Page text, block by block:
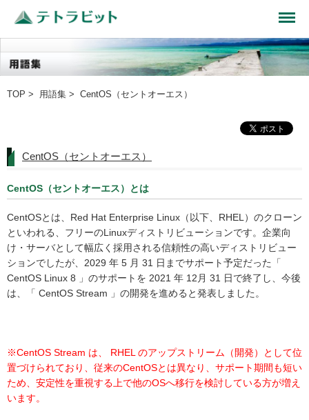
TOP > 用語集 > CentOS（セントオーエス）
CentOS（セントオーエス）
CentOS（セントオーエス）とは
CentOSとは、Red Hat Enterprise Linux（以下、RHEL）のクローン
といわれる、フリーのLinuxディストリビューションです。企業向
け・サーバとして幅広く採用される信頼性の高いディストリビュー
ションでしたが、2029 年 5 月 31 日までサポート予定だった「
CentOS Linux 8 」のサポートを 2021 年 12月 31 日で終了し、今後
は、「 CentOS Stream 」の開発を進めると発表しました。
※CentOS Stream は、 RHEL のアップストリーム（開発）として位
置づけられており、従来のCentOSとは異なり、サポート期間も短い
ため、安定性を重視する上で他のOSへ移行を検討している方が増え
います。